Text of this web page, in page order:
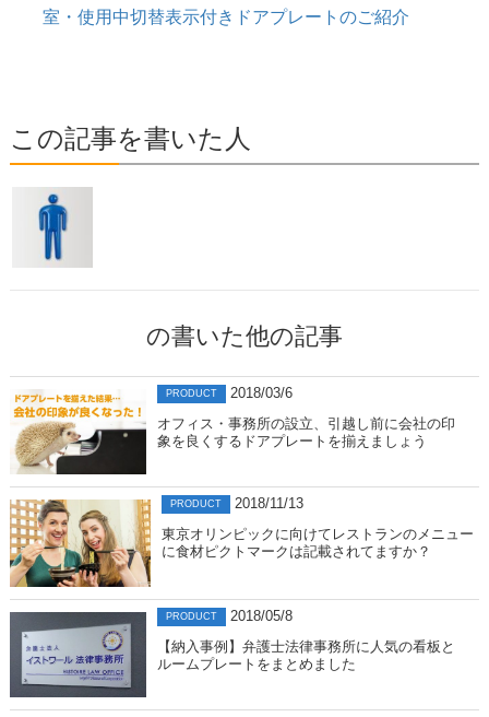
室・使用中切替表示付きドアプレートのご紹介
この記事を書いた人
の書いた他の記事
PRODUCT
2018/03/6
オフィス・事務所の設立、引越し前に会社の印
象を良くするドアプレートを揃えましょう
PRODUCT
2018/11/13
東京オリンピックに向けてレストランのメニュー
に食材ピクトマークは記載されてますか？
PRODUCT
2018/05/8
【納入事例】弁護士法律事務所に人気の看板と
ルームプレートをまとめました